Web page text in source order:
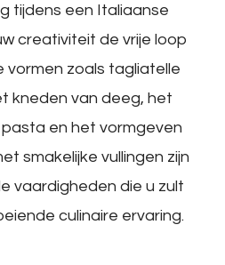
tijdens een Italiaanse
creativiteit de vrije loop
vormen zoals tagliatelle
kneden van deeg, het
pasta en het vormgeven
smakelijke vullingen zijn
vaardigheden die u zult
culinaire ervaring.